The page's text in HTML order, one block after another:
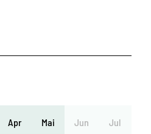
Apr Mai Jun Jul